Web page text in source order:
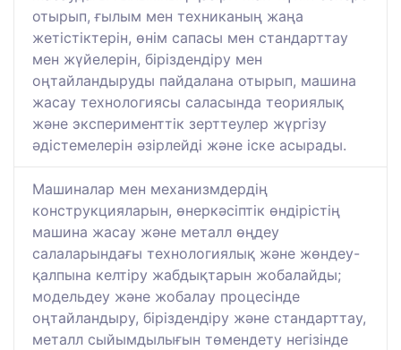
отырып, ғылым мен техниканың жаңа
жетістіктерін, өнім сапасы мен стандарттау
мен жүйелерін, біріздендіру мен
оңтайландыруды пайдалана отырып, машина
жасау технологиясы саласында теориялық
және эксперименттік зерттеулер жүргізу
әдістемелерін әзірлейді және іске асырады.
Машиналар мен механизмдердің
конструкцияларын, өнеркәсіптік өндірістің
машина жасау және металл өңдеу
салаларындағы технологиялық және жөндеу-
қалпына келтіру жабдықтарын жобалайды;
модельдеу және жобалау процесінде
оңтайландыру, біріздендіру және стандарттау,
металл сыйымдылығын төмендету негізінде